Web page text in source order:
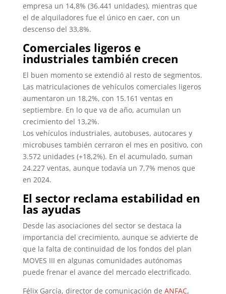
empresa un 14,8% (36.441 unidades), mientras que
el de alquiladores fue el único en caer, con un
descenso del 33,8%.
Comerciales ligeros e
industriales también crecen
El buen momento se extendió al resto de segmentos.
Las matriculaciones de vehículos comerciales ligeros
aumentaron un 18,2%, con 15.161 ventas en
septiembre. En lo que va de año, acumulan un
crecimiento del 13,2%.
Los vehículos industriales, autobuses, autocares y
microbuses también cerraron el mes en positivo, con
3.572 unidades (+18,2%). En el acumulado, suman
24.227 ventas, aunque todavía un 7,7% menos que
en 2024.
El sector reclama estabilidad en
las ayudas
Desde las asociaciones del sector se destaca la
importancia del crecimiento, aunque se advierte de
que la falta de continuidad de los fondos del plan
MOVES III en algunas comunidades autónomas
puede frenar el avance del mercado electrificado.
Félix García, director de comunicación de ANFAC,